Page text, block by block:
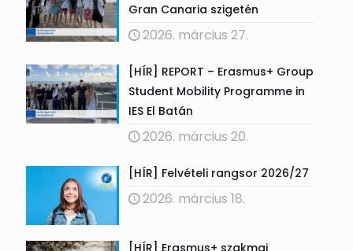
Gran Canaria szigetén
2026. március 27.
[HÍR] REPORT – Erasmus+ Group
Student Mobility Programme in
IES El Batán
2026. március 20.
[HÍR] Felvételi rangsor 2026/27
2026. március 18.